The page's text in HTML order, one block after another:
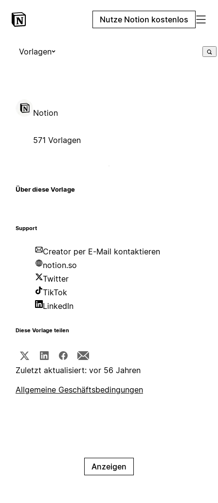
Nutze Notion kostenlos
Vorlagen
Notion
571 Vorlagen
Über diese Vorlage
Support
Creator per E-Mail kontaktieren
notion.so
Twitter
TikTok
LinkedIn
Diese Vorlage teilen
Zuletzt aktualisiert: vor 56 Jahren
Allgemeine Geschäftsbedingungen
Anzeigen